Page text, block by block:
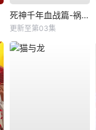
死神千年血战篇-祸进谭-
更新至第03集